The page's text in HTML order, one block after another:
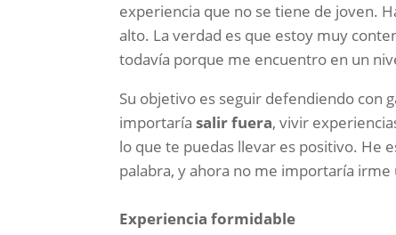
experiencia que no se tiene de joven.
alto. La verdad es que estoy muy
todavía porque me encuentro en un
Su objetivo es seguir defendiendo con
importaríasalir fuera, vivir
lo que te puedas llevar es positivo. He
palabra, y ahora no me importaría irme
Experiencia formidable